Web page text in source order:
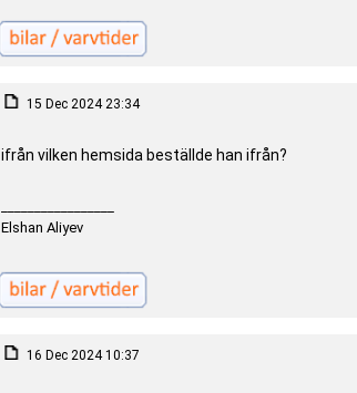
15 Dec 2024 23:34
ifrån vilken hemsida beställde han ifrån?
Elshan Aliyev
16 Dec 2024 10:37